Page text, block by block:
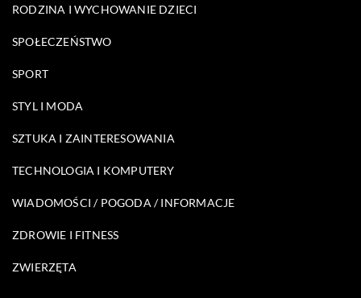
RODZINA I WYCHOWANIE DZIECI
SPOŁECZEŃSTWO
SPORT
STYL I MODA
SZTUKA I ZAINTERESOWANIA
TECHNOLOGIA I KOMPUTERY
WIADOMOŚCI / POGODA / INFORMACJE
ZDROWIE I FITNESS
ZWIERZĘTA